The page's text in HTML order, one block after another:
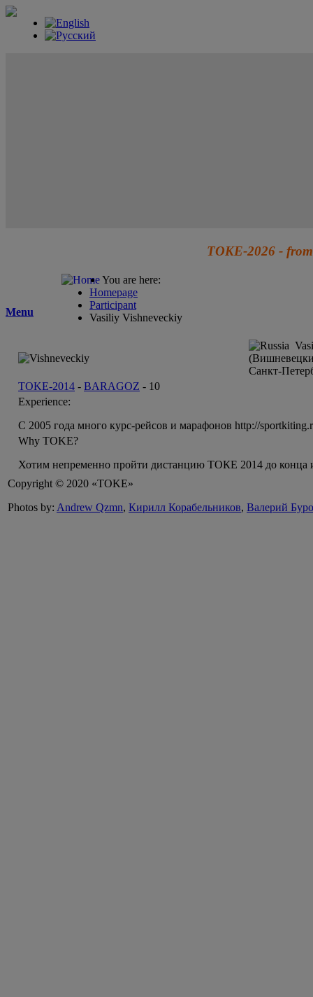
TOKE-2026 -
Menu
You are here:
Homepage
Participant
Vasiliy Vishneveckiy
Санкт-
TOKE-2014 - BARAGOZ - 10
Experience:
C 2005 года много курс-рейсов и марафонов http://
Why TOKE?
Хотим непременно пройти дистанцию ТОКЕ 2014 до конца
Copyright © 2020 «TOKE»
Photos by: Andrew Qzmn, Кирилл Корабельников, Валерий